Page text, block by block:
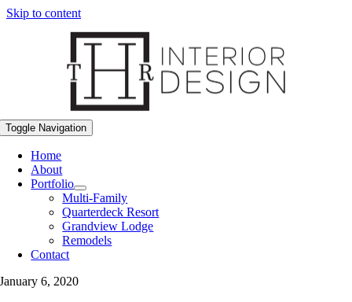
Skip to content
Toggle Navigation
Home
About
Portfolio
Multi-Family
Quarterdeck Resort
Grandview Lodge
Remodels
Contact
January 6, 2020